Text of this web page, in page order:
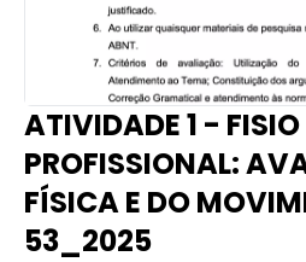
ATIVIDADE 1 -
PROFISSIONAL:
FÍSICA E DO
53_2025